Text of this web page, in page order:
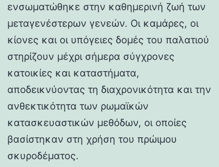
ενσωματώθηκε στην καθημερινή ζωή των
μεταγενέστερων γενεών. Οι καμάρες, οι
κίονες και οι υπόγειες δομές του παλατιού
στηρίζουν μέχρι σήμερα σύγχρονες
κατοικίες και καταστήματα,
αποδεικνύοντας τη διαχρονικότητα και την
ανθεκτικότητα των ρωμαϊκών
κατασκευαστικών μεθόδων, οι οποίες
βασίστηκαν στη χρήση του πρώιμου
σκυροδέματος.